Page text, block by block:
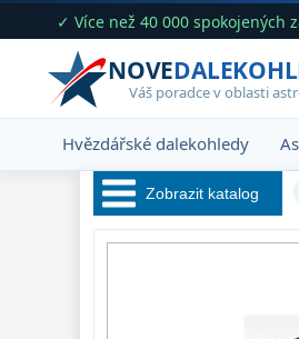
✓ Více než 40 000 spokojených
NOVE
Váš poradce v oblasti
Hvězdářské dalekohledy
Zobrazit katalog